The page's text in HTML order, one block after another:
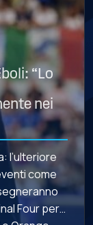
“Lo
nei
l’ulteriore
come
Four per